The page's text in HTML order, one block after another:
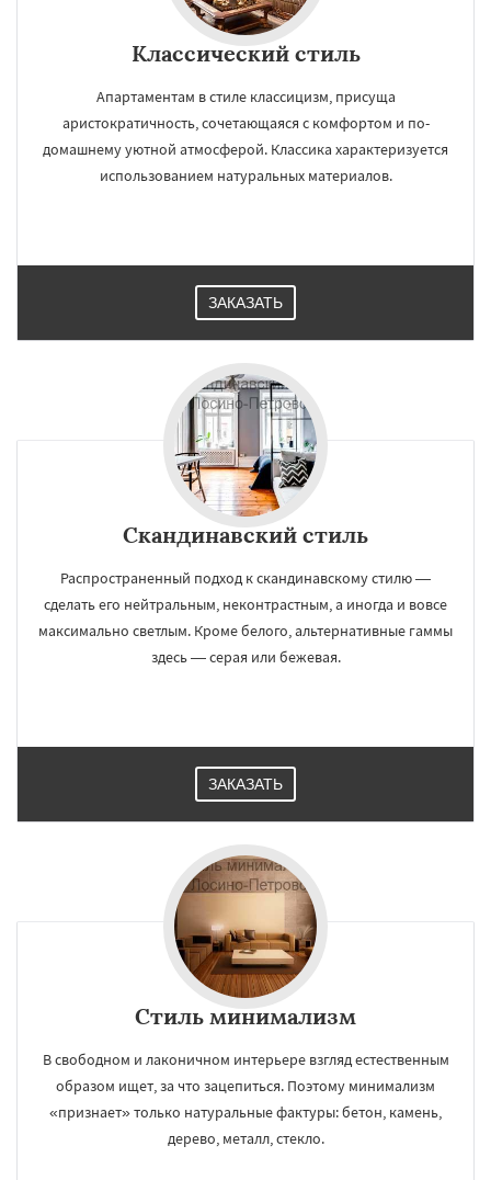
Классический стиль
Апартаментам в стиле классицизм, присуща
аристократичность, сочетающаяся с комфортом и по-
домашнему уютной атмосферой. Классика характеризуется
использованием натуральных материалов.
ЗАКАЗАТЬ
Скандинавский стиль
Распространенный подход к скандинавскому стилю —
сделать его нейтральным, неконтрастным, а иногда и вовсе
максимально светлым. Кроме белого, альтернативные гаммы
здесь — серая или бежевая.
ЗАКАЗАТЬ
Стиль минимализм
В свободном и лаконичном интерьере взгляд естественным
образом ищет, за что зацепиться. Поэтому минимализм
«признает» только натуральные фактуры: бетон, камень,
дерево, металл, стекло.